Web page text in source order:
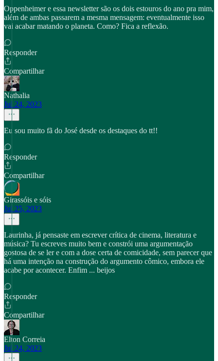
Oppenheimer e essa newsletter são os dois estouros do ano pra mim,
além de ambas passarem a mesma mensagem: eventualmente isso
vai acabar matando o planeta. Como? Fica a reflexão.
Responder
Compartilhar
Nathalia
Jul 24, 2023
Eu sou muito fã do José desde os destaques do tt!!
Responder
Compartilhar
Girassóis e sóis
Jul 25, 2023
Laurinha, já pensaste em escrever crítica de cinema, literatura e
música? Tu escreves muito bem e constrói uma argumentação
gostosa de se ler e com a dose certa de comicidade, sem parecer que
há uma intenção na construção do argumento cômico, embora ele
acabe por acontecer. Enfim ... beijos
Responder
Compartilhar
Elton Correia
Jul 24, 2023